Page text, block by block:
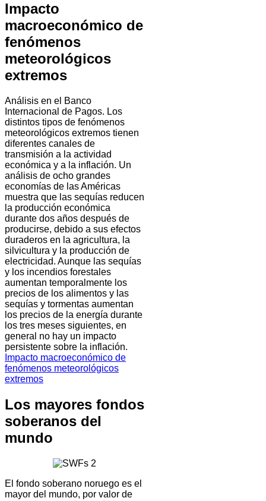
Impacto
macroeconómico de
fenómenos
meteorológicos
extremos
Análisis en el Banco
Internacional de Pagos. Los
distintos tipos de fenómenos
meteorológicos extremos tienen
diferentes canales de
transmisión a la actividad
económica y a la inflación. Un
análisis de ocho grandes
economías de las Américas
muestra que las sequías reducen
la producción económica
durante dos años después de
producirse, debido a sus efectos
duraderos en la agricultura, la
silvicultura y la producción de
electricidad. Aunque las sequías
y los incendios forestales
aumentan temporalmente los
precios de los alimentos y las
sequías y tormentas aumentan
los precios de la energía durante
los tres meses siguientes, en
general no hay un impacto
persistente sobre la inflación.
Impacto macroeconómico de
fenómenos meteorológicos
extremos
Los mayores fondos
soberanos del
mundo
El fondo soberano noruego es el
mayor del mundo, por valor de